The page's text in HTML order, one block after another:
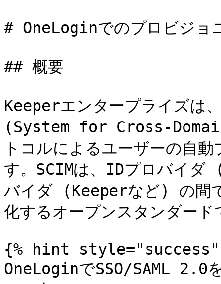
# OneLoginでのプロビジョ
## 概要
Keeperエンタープライズは
(System for Cross-
トコルによるユーザーの自
す。SCIMは、IDプロバイ
バイダ (Keeperなど) の間
化するオープンスタンダード
{% hint style="success"
OneLoginでSSO/SAML 2.0